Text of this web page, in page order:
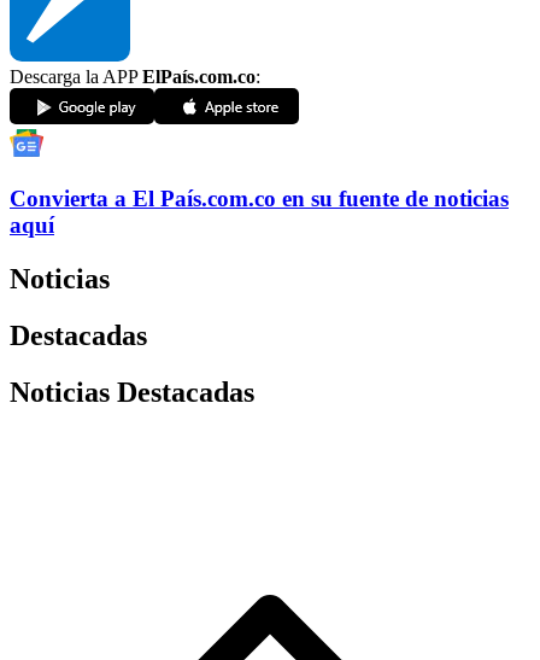
Descarga la APPElPaís.com.co:
Convierta a El País.com.co en su fuente de noticias
aquí
Noticias
Destacadas
Noticias Destacadas